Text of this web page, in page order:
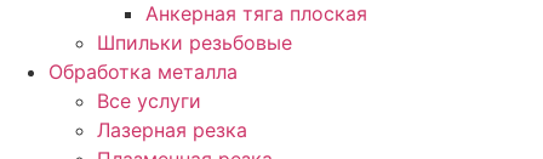
Анкерная тяга плоская
Шпильки резьбовые
Обработка металла
Все услуги
Лазерная резка